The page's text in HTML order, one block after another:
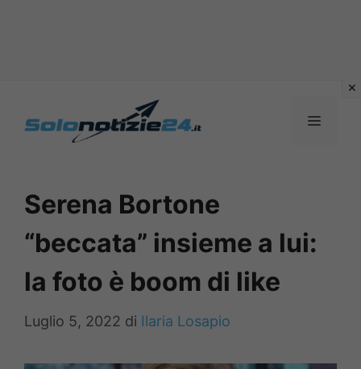
MENU
Serena Bortone
“beccata” insieme a lui:
la foto è boom di like
Luglio 5, 2022 di Ilaria Losapio